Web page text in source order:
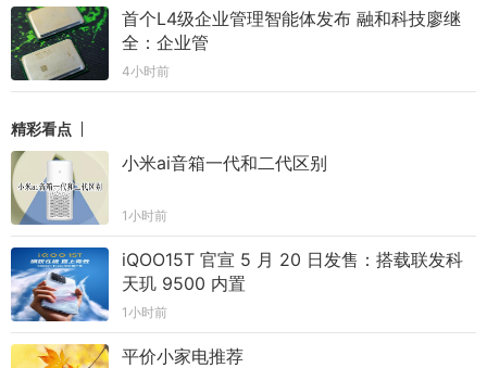
首个L4级企业管理智能体发布 融和科技廖继
全：企业管
4小时前
精彩看点
小米ai音箱一代和二代区别
1小时前
iQOO15T 官宣 5 月 20 日发售：搭载联发科
天玑 9500 内置
1小时前
平价小家电推荐